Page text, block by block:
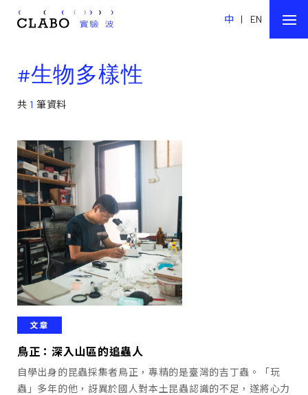
中 | EN
#生物多樣性
共 1 筆資料
文章
鳥正：深入山區的追蟲人
自學出身的昆蟲採集者鳥正，專精的是臺灣的吉丁蟲。「玩
蟲」多年的他，訝異於國人對本土昆蟲認識的不足，遂將心力